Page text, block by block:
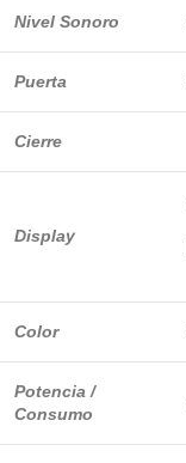
Nivel Sonoro
Puerta
Cierre
Display
Color
Potencia /
Consumo